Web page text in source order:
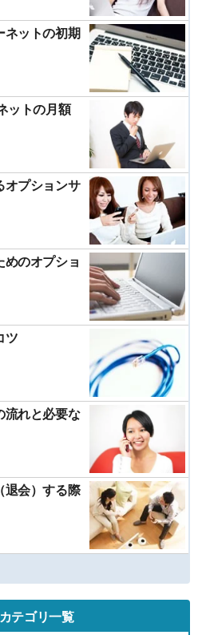
ネットの初期
ットの月額
オプションサ
のオプショ
ツ
流れと必要な
退会）する際
テゴリ一覧